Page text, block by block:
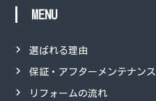
MENU
選ばれる理由
保証・アフターメンテナンス
リフォームの流れ